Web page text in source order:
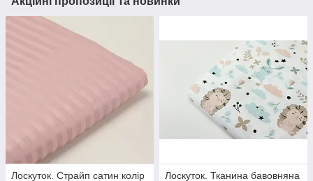
Лоскуток. Страйп сатин колір
Лоскуток. Тканина бавовняна